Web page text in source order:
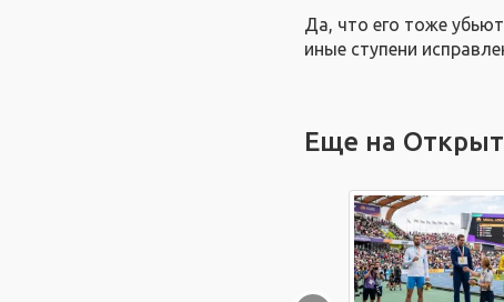
Да, что его тоже
иные ступени
Еще на